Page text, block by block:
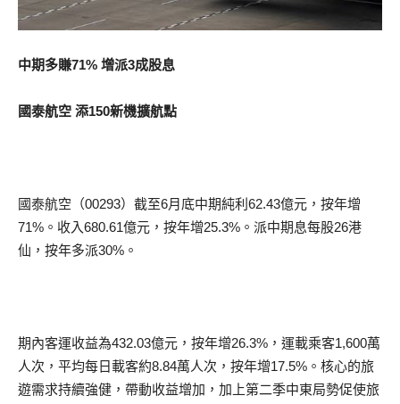
中期多賺71% 增派3成股息
國泰航空 添150新機擴航點
國泰航空（00293）截至6月底中期純利62.43億元，按年增
71%。收入680.61億元，按年增25.3%。派中期息每股26港
仙，按年多派30%。
期內客運收益為432.03億元，按年增26.3%，運載乘客1,600萬
人次，平均每日載客約8.84萬人次，按年增17.5%。核心的旅
遊需求持續強健，帶動收益增加，加上第二季中東局勢促使旅